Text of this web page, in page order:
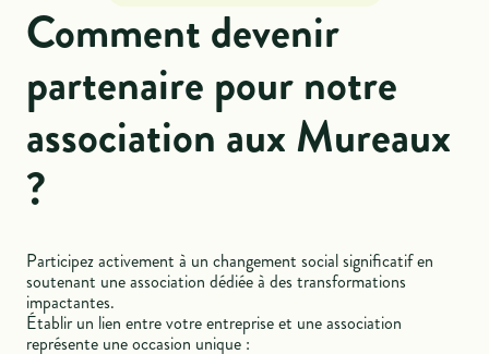
Comment devenir
partenaire pour notre
association aux Mureaux
?
Participez activement à un changement social significatif en
soutenant une association dédiée à des transformations
impactantes.
Établir un lien entre votre entreprise et une association
représente une occasion unique :